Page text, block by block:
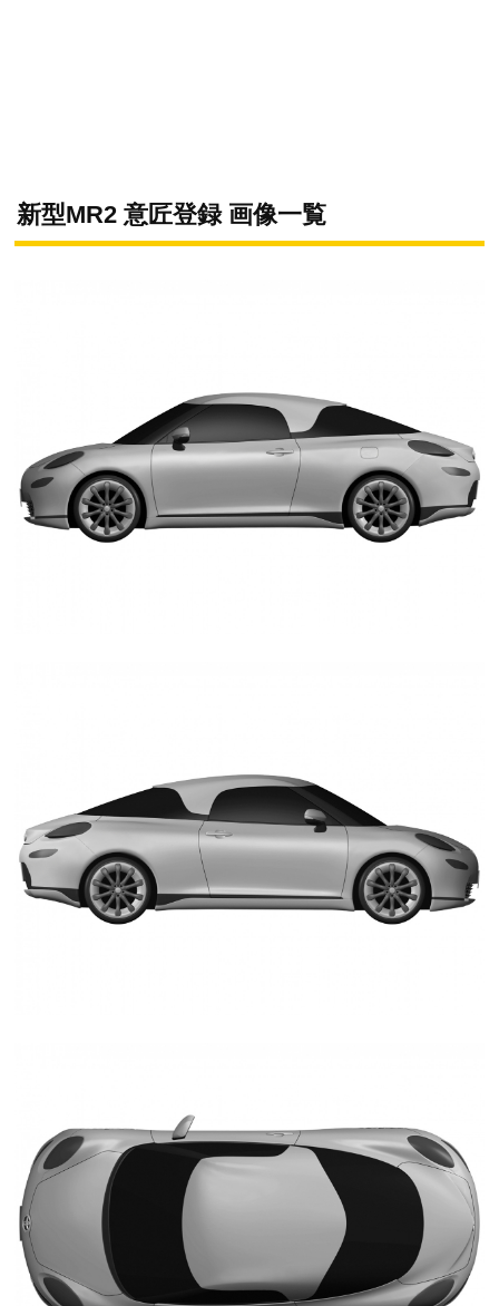
新型MR2 意匠登録 画像一覧